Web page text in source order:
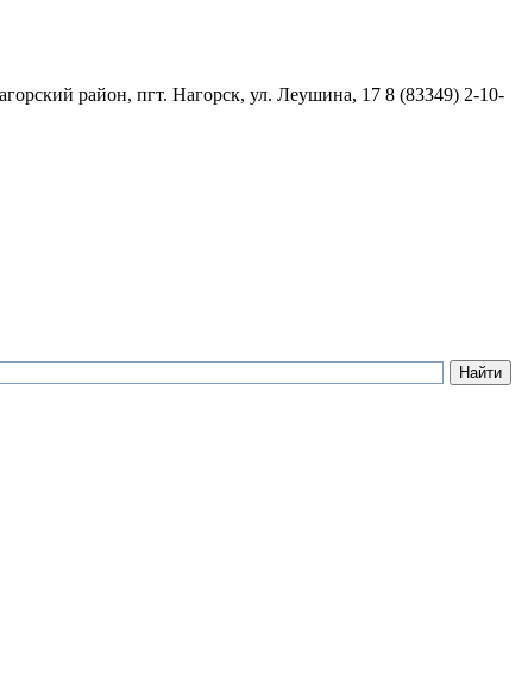
район, пгт. Нагорск, ул. Леушина, 17 8 (83349) 2-10-